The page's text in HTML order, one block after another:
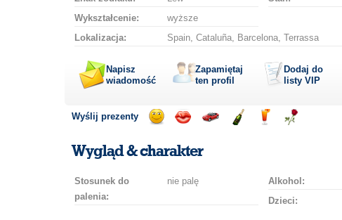
Wykształcenie:
wyższe
Lokalizacja:
Spain, Cataluña, Barcelona, Terrassa
Napisz
wiadomość
Zapamiętaj
ten profil
Dodaj do
listy VIP
Wyślij prezenty
uśmiechbuziaka
Wygląd & charakter
Stosunek do
palenia:
nie palę Alkohol:
Dzieci: